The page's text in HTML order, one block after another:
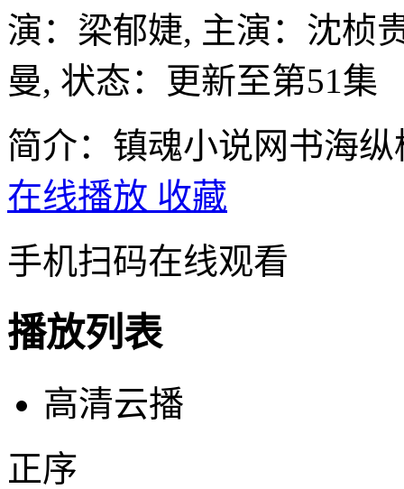
演： 梁郁婕, 主演： 沈桢
曼, 状态：更新至第51集
简介：镇魂小说网书海
在线播放 收藏
手机扫码在线观看
播放列表
高清云播
正序